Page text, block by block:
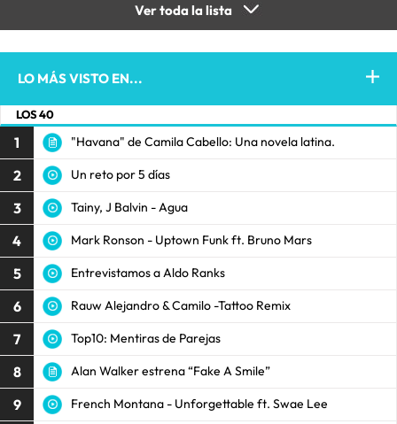
Ver toda la lista
LO MÁS VISTO EN...
LOS 40
1 "Havana" de Camila Cabello: Una novela latina.
2 Un reto por 5 días
3 Tainy, J Balvin - Agua
4 Mark Ronson - Uptown Funk ft. Bruno Mars
5 Entrevistamos a Aldo Ranks
6 Rauw Alejandro & Camilo -Tattoo Remix
7 Top10: Mentiras de Parejas
8 Alan Walker estrena “Fake A Smile”
9 French Montana - Unforgettable ft. Swae Lee